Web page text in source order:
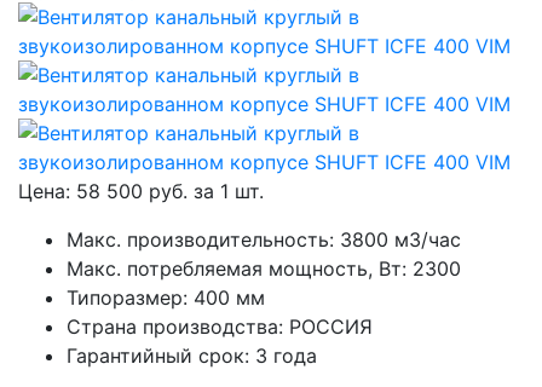
Цена: 58 500 руб. за 1 шт.
Макс. производительность: 3800 м3/час
Макс. потребляемая мощность, Вт: 2300
Типоразмер: 400 мм
Страна производства: РОССИЯ
Гарантийный срок: 3 года